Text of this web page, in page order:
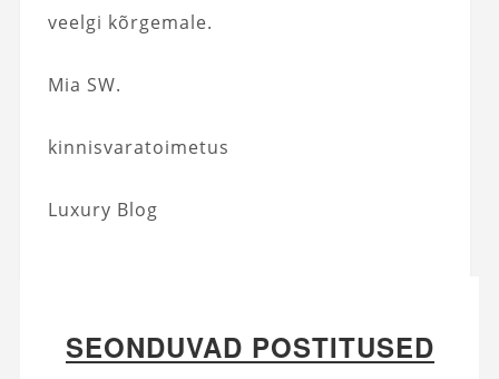
veelgi kõrgemale.
Mia SW.
kinnisvaratoimetus
Luxury Blog
SEONDUVAD POSTITUSED